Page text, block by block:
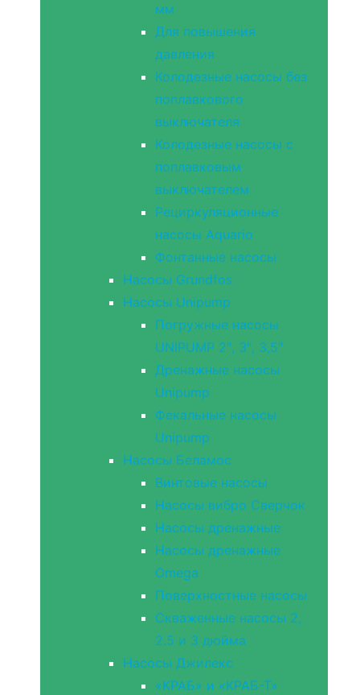
мм
Для повышения
давления
Колодезные насосы без
поплавкового
выключателя
Колодезные насосы с
поплавковым
выключателем
Рециркуляционные
насосы Aquario
Фонтанные насосы
Насосы Grundfos
Насосы Unipump
Погружные насосы
UNIPUMP 2″, 3″, 3,5″
Дренажные насосы
Unipump
Фекальные насосы
Unipump
Насосы Беламос
Винтовые насосы
Насосы вибро Сверчок
Насосы дренажные
Насосы дренажные
Omega
Поверхностные насосы
Скваженные насосы 2,
2.5 и 3 дюйма
Насосы Джилекс
«КРАБ» и «КРАБ-Т»